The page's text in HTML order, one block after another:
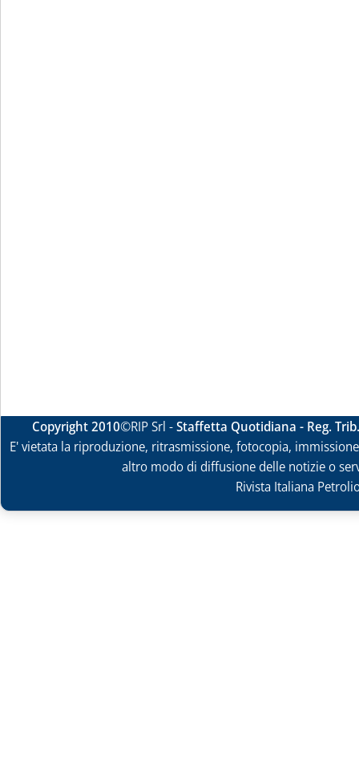
Copyright 2010©RIP Srl -Staffetta Quotidiana - Reg.
E' vietata la riproduzione, ritrasmissione, fotocopia,
altro modo di diffusione delle notizie o
Rivista Italiana